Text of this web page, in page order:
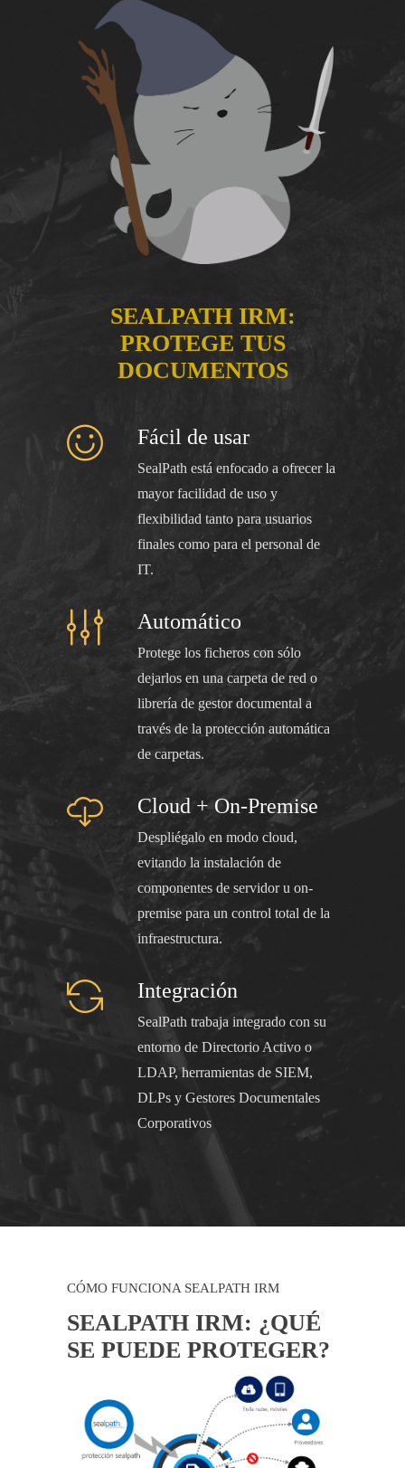
SEALPATH IRM:
PROTEGE TUS
DOCUMENTOS
Fácil de usar
SealPath está enfocado a ofrecer la
mayor facilidad de uso y
flexibilidad tanto para usuarios
finales como para el personal de
IT.
Automático
Protege los ficheros con sólo
dejarlos en una carpeta de red o
librería de gestor documental a
través de la protección automática
de carpetas.
Cloud + On-Premise
Despliégalo en modo cloud,
evitando la instalación de
componentes de servidor u on-
premise para un control total de la
infraestructura.
Integración
SealPath trabaja integrado con su
entorno de Directorio Activo o
LDAP, herramientas de SIEM,
DLPs y Gestores Documentales
Corporativos
CÓMO FUNCIONA SEALPATH IRM
SEALPATH IRM: ¿QUÉ
SE PUEDE PROTEGER?